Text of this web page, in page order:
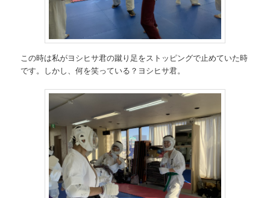
この時は私がヨシヒサ君の蹴り足をストッピングで止めていた時
です。しかし、何を笑っている？ヨシヒサ君。